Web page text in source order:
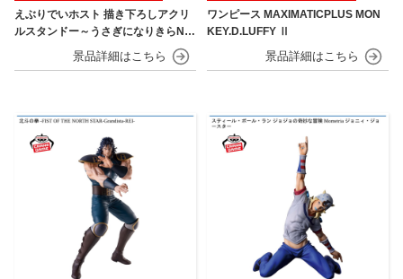
えぶりでいホスト 描き下ろしアクリ
ルスタンドー～うさぎになりきらNIG
ワンピース MAXIMATICPLUS MON
KEY.D.LUFFY Ⅱ